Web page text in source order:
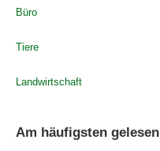
Büro
Tiere
Landwirtschaft
Am häufigsten gelesen